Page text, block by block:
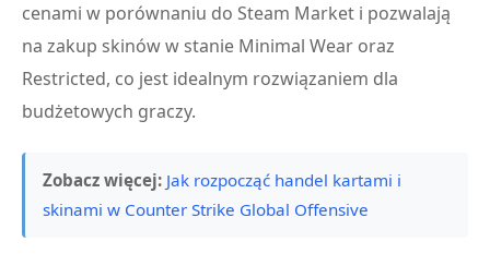
cenami w porównaniu do Steam Market i pozwalają
na zakup skinów w stanie Minimal Wear oraz
Restricted, co jest idealnym rozwiązaniem dla
budżetowych graczy.
Zobacz więcej: Jak rozpocząć handel kartami i
skinami w Counter Strike Global Offensive